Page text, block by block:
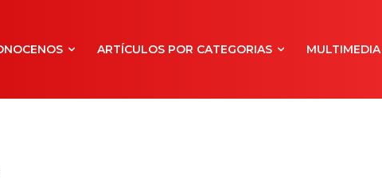
ARTÍCULOS POR CATEGORIAS MULTIMEDIA